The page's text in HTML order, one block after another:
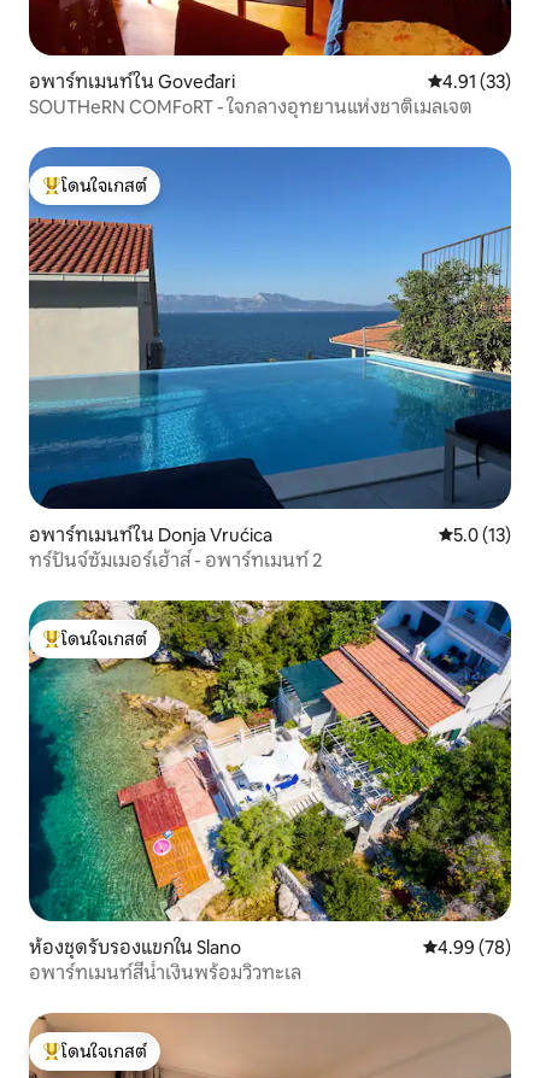
อพาร์ทเมนท์ใน Goveđari คะแนนเฉลี่ย
4.91 (33)
SOUTHeRN COMFoRT - ใจกลางอุทยานแห่งชาติเมลเจต
โดนใจเกสต์ที่สุด
โดนใจเกสต์
อพาร์ทเมนท์ใน Donja Vrućica คะแนนเฉลี่ย
5.0 (13)
ทร์ปันจ์ซัมเมอร์เฮ้าส์ - อพาร์ทเมนท์ 2
โดนใจเกสต์ที่สุด
โดนใจเกสต์
ห้องชุดรับรองแขกใน Slano คะแนนเฉลี่ย
4.99 (78)
อพาร์ทเมนท์สีน้ำเงินพร้อมวิวทะเล
โดนใจเกสต์ที่สุด
โดนใจเกสต์